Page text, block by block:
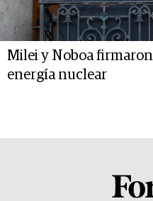
Milei y Noboa
energía nuclear